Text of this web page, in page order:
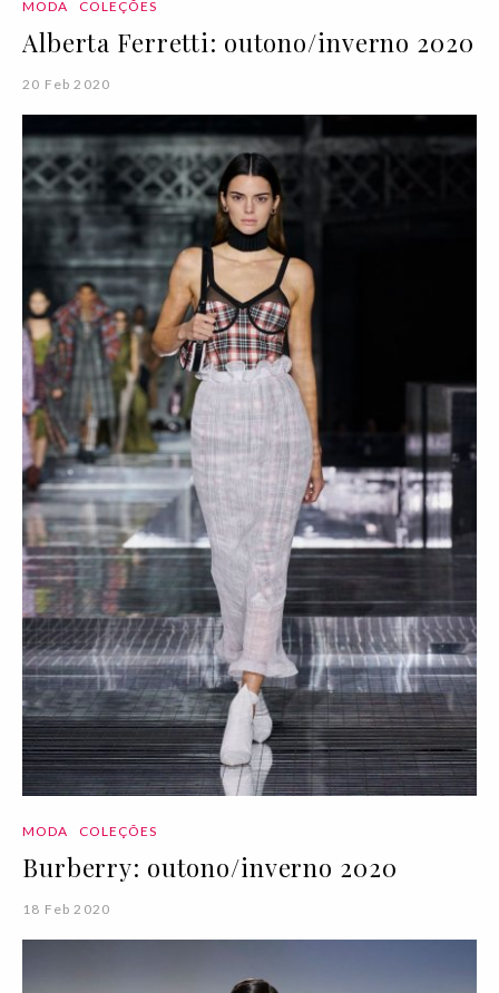
MODA COLEÇÕES
Alberta Ferretti: outono/inverno 2020
20 Feb 2020
MODA COLEÇÕES
Burberry: outono/inverno 2020
18 Feb 2020